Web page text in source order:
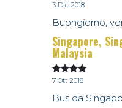
3 Dic 2018
Buongiorno,
Singapore,
Malaysia
7 Ott 2018
Bus da